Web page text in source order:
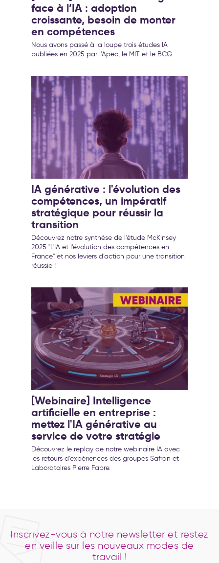
face à l’IA : adoption
croissante, besoin de monter
en compétences
Nous avons passé à la loupe trois études IA
publiées en 2025 par l'Apec, le MIT et le BCG.
IA générative : l'évolution des
compétences, un impératif
stratégique pour réussir la
transition
Découvrez notre synthèse de l'étude McKinsey
2025 "L'IA et l'évolution des compétences en
France" et nos leviers d’action pour une transition
réussie !
[Webinaire] Intelligence
artificielle en entreprise :
mettez l'IA générative au
service de votre stratégie
Découvrez le replay de notre webinaire IA avec
les retours d'expériences des groupes Safran et
Laboratoires Pierre Fabre.
Inscrivez-vous à notre newsletter et restez
en veille sur les nouveaux modes de
travail !